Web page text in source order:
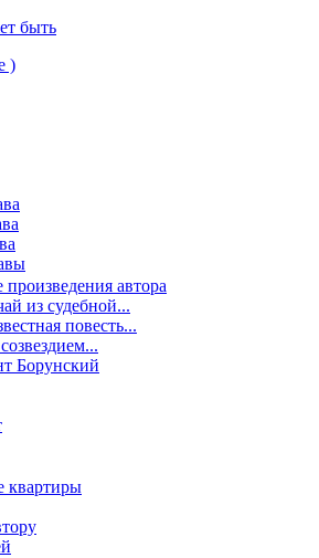
быть
)
произведения автора
из судебной...
повесть...
Борунский
квартиры